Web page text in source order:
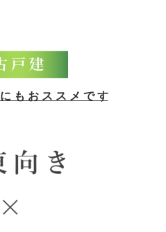
に も お ス ス メ で す